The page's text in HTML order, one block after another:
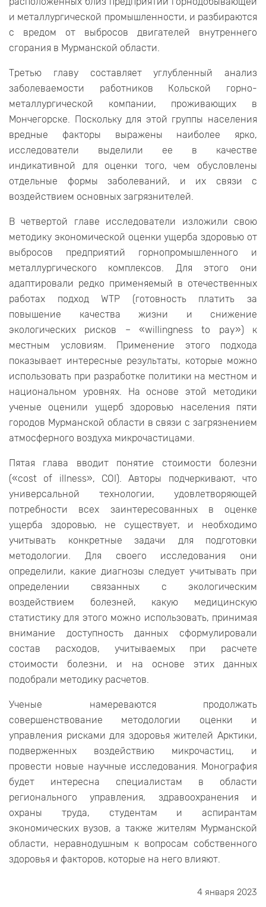
и металлургической промышленности, и разбираются
с вредом от выбросов двигателей внутреннего
сгорания в Мурманской области.
Третью главу составляет углубленный анализ
заболеваемости работников Кольской горно-
металлургической компании, проживающих в
Мончегорске. Поскольку для этой группы населения
вредные факторы выражены наиболее ярко,
исследователи выделили ее в качестве
индикативной для оценки того, чем обусловлены
отдельные формы заболеваний, и их связи с
воздействием основных загрязнителей.
В четвертой главе исследователи изложили свою
методику экономической оценки ущерба здоровью от
выбросов предприятий горнопромышленного и
металлургического комплексов. Для этого они
адаптировали редко применяемый в отечественных
работах подход WTP (готовность платить за
повышение качества жизни и снижение
экологических рисков – «willingness to pay») к
местным условиям. Применение этого подхода
показывает интересные результаты, которые можно
использовать при разработке политики на местном и
национальном уровнях. На основе этой методики
ученые оценили ущерб здоровью населения пяти
городов Мурманской области в связи с загрязнением
атмосферного воздуха микрочастицами.
Пятая глава вводит понятие стоимости болезни
(«cost of illness», COI). Авторы подчеркивают, что
универсальной технологии, удовлетворяющей
потребности всех заинтересованных в оценке
ущерба здоровью, не существует, и необходимо
учитывать конкретные задачи для подготовки
методологии. Для своего исследования они
определили, какие диагнозы следует учитывать при
определении связанных с экологическим
воздействием болезней, какую медицинскую
статистику для этого можно использовать, принимая
внимание доступность данных сформулировали
состав расходов, учитываемых при расчете
стоимости болезни, и на основе этих данных
подобрали методику расчетов.
Ученые намереваются продолжать
совершенствование методологии оценки и
управления рисками для здоровья жителей Арктики,
подверженных воздействию микрочастиц, и
провести новые научные исследования. Монография
будет интересна специалистам в области
регионального управления, здравоохранения и
охраны труда, студентам и аспирантам
экономических вузов, а также жителям Мурманской
области, неравнодушным к вопросам собственного
здоровья и факторов, которые на него влияют.
4 января 2023